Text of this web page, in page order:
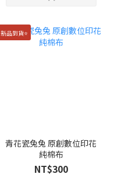
新品到貨⭐️
青花瓷兔兔 原創數位印花
純棉布
NT$300